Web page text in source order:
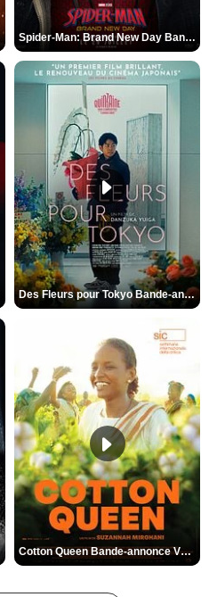
Spider-Man: Brand New Day Bande-annonce VO STFR
Des Fleurs pour Tokyo Bande-annonce VO STFR
Cotton Queen Bande-annonce VO STFR